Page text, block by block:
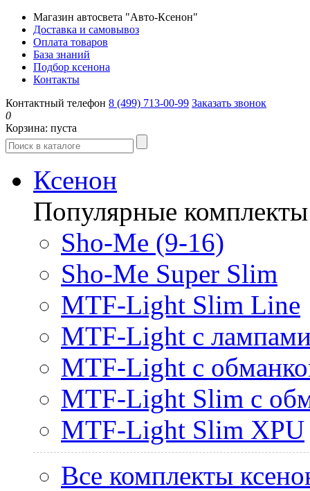
Магазин автосвета "Авто-Ксенон"
Доставка и самовывоз
Оплата товаров
База знаний
Подбор ксенона
Контакты
Контактный телефон 8 (499) 713-00-99 Заказать звонок
0
Корзина: пуста
Ксенон
Популярные комплекты
Sho-Me (9-16)
Sho-Me Super Slim
MTF-Light Slim Line
MTF-Light с
MTF-Light с
MTF-Light Slim с
MTF-Light Slim XPU
Все комплекты